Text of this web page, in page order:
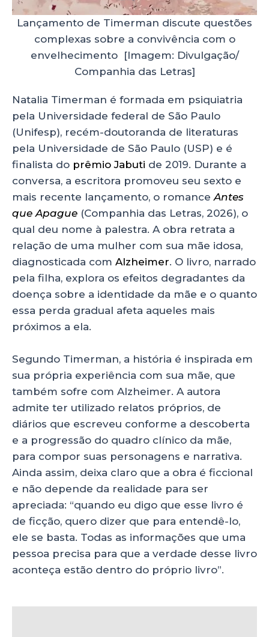
Lançamento de Timerman discute questões
complexas sobre a convivência com o
envelhecimento [Imagem: Divulgação/
Companhia das Letras]
Natalia Timerman é formada em psiquiatria
pela Universidade federal de São Paulo
(Unifesp), recém-doutoranda de literaturas
pela Universidade de São Paulo (USP) e é
finalista do prêmio Jabuti de 2019. Durante a
conversa, a escritora promoveu seu sexto e
mais recente lançamento, o romance Antes
que Apague (Companhia das Letras, 2026), o
qual deu nome à palestra. A obra retrata a
relação de uma mulher com sua mãe idosa,
diagnosticada com Alzheimer. O livro, narrado
pela filha, explora os efeitos degradantes da
doença sobre a identidade da mãe e o quanto
essa perda gradual afeta aqueles mais
próximos a ela.
Segundo Timerman, a história é inspirada em
sua própria experiência com sua mãe, que
também sofre com Alzheimer. A autora
admite ter utilizado relatos próprios, de
diários que escreveu conforme a descoberta
e a progressão do quadro clínico da mãe,
para compor suas personagens e narrativa.
Ainda assim, deixa claro que a obra é ficcional
e não depende da realidade para ser
apreciada: “quando eu digo que esse livro é
de ficção, quero dizer que para entendê-lo,
ele se basta. Todas as informações que uma
pessoa precisa para que a verdade desse livro
aconteça estão dentro do próprio livro”.